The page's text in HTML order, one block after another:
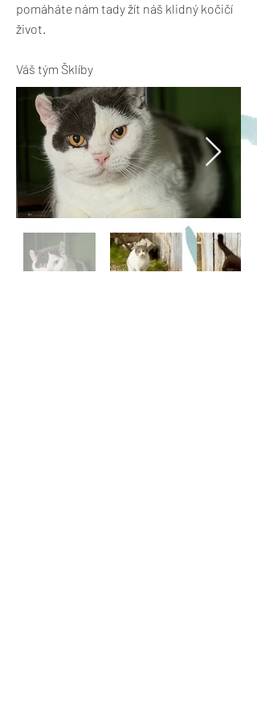
pomáháte nám tady žít náš klidný kočičí
život.
Váš tým Šklíby